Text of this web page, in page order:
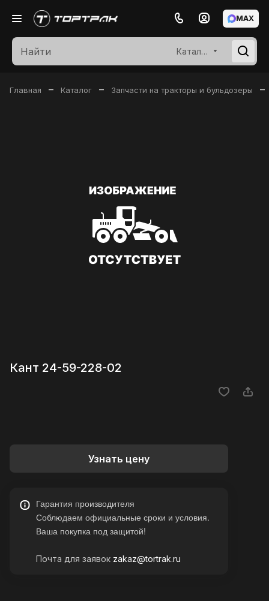
Каталог
MAX
Главная – Каталог – Запчасти на тракторы и бульдозеры –
Кант 24-59-228-02
Узнать цену
Гарантия производителя
Соблюдаем официальные сроки и условия.
Ваша покупка под защитой!
Почта для заявок zakaz@tortrak.ru